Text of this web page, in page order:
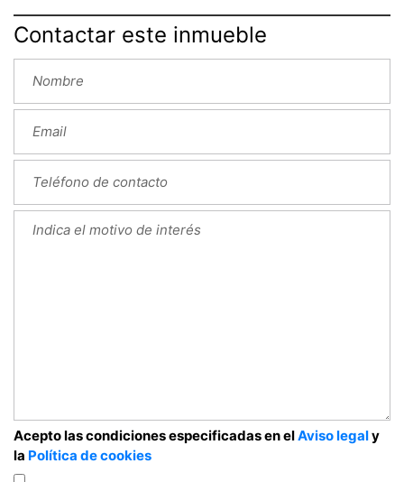
Contactar este inmueble
Acepto las condiciones especificadas en elAviso legaly
la Política de cookies